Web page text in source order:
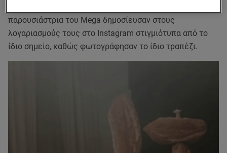
παρουσιάστρια του Mega δημοσίευσαν στους
λογαριασμούς τους στο Instagram στιγμιότυπα από το
ίδιο σημείο, καθώς φωτογράφησαν το ίδιο τραπέζι.